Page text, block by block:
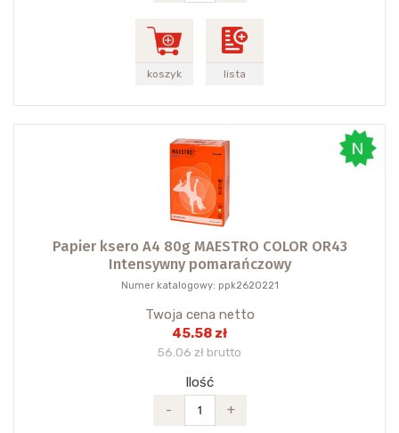
koszyk lista
Papier ksero A4 80g MAESTRO COLOR OR43
Intensywny pomarańczowy
Numer katalogowy: ppk2620221
Twoja cena netto
45.58 zł
56.06 zł brutto
Ilość
-
+